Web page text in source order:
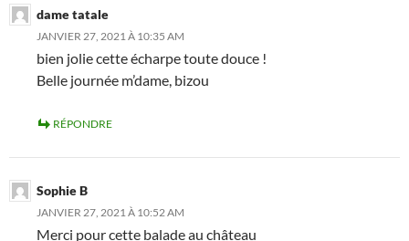
dame tatale
JANVIER 27, 2021 À 10:35 AM
bien jolie cette écharpe toute douce !
Belle journée m’dame, bizou
RÉPONDRE
Sophie B
JANVIER 27, 2021 À 10:52 AM
Merci pour cette balade au château